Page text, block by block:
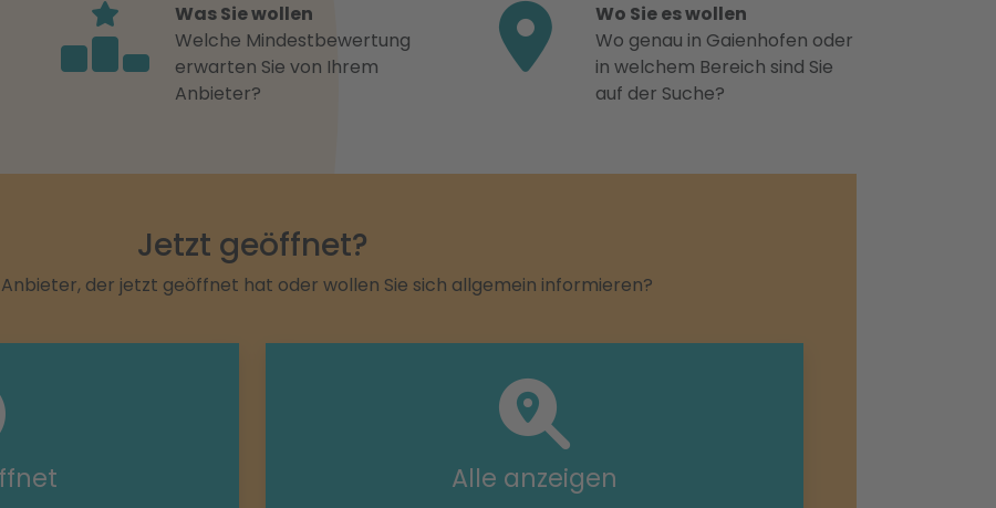
Was Sie wollen
Welche Mindestbewertung
erwarten Sie von Ihrem
Anbieter?
Wo Sie es wollen
Wo genau in Gaienhofen oder
in welchem Bereich sind Sie
auf der Suche?
Jetzt geöffnet?
Anbieter, der jetzt geöffnet hat oder wollen Sie sich allgemein informieren?
Alle anzeigen